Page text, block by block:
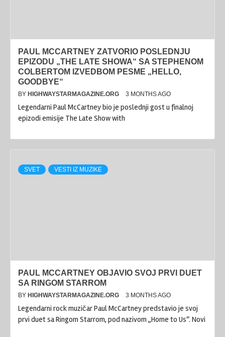
PAUL MCCARTNEY ZATVORIO POSLEDNJU
EPIZODU „THE LATE SHOWA“ SA STEPHENOM
COLBERTOM IZVEDBOM PESME „HELLO,
GOODBYE“
BY HIGHWAYSTARMAGAZINE.ORG 3 MONTHS AGO
Legendarni Paul McCartney bio je poslednji gost u finalnoj
epizodi emisije The Late Show with
SVET VESTI IZ MUZIKE
PAUL MCCARTNEY OBJAVIO SVOJ PRVI DUET
SA RINGOM STARROM
BY HIGHWAYSTARMAGAZINE.ORG 3 MONTHS AGO
Legendarni rock muzičar Paul McCartney predstavio je svoj
prvi duet sa Ringom Starrom, pod nazivom „Home to Us“. Novi